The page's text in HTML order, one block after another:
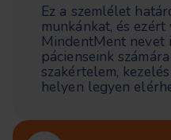
Ez a szemlélet
munkánkat, és
MindentMent nevet
pácienseink
szakértelem,
helyen legyen